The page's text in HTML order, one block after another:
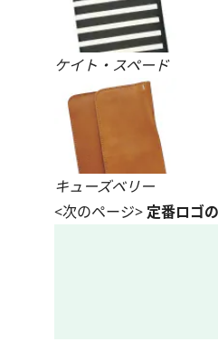
ケイト・スペード
キューズベリー
<次のページ> 定番ロゴ